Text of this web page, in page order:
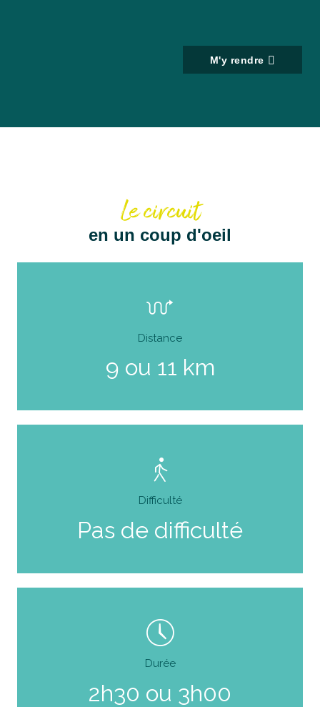
M'y rendre
Le circuit
en un coup d'oeil
Distance
9 ou 11 km
Difficulté
Pas de difficulté
Durée
2h30 ou 3h00